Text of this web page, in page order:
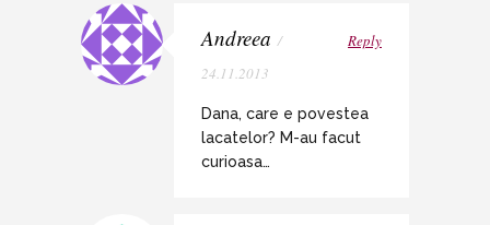
Andreea /
24.11.2013
Reply
Dana, care e povestea
lacatelor? M-au facut
curioasa…